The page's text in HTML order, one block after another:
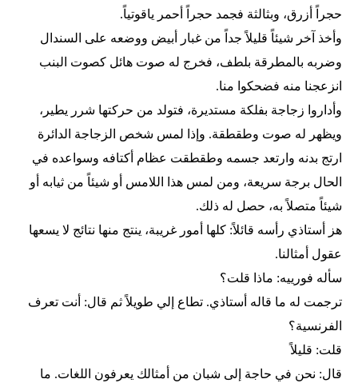
حجراً أزرق، وبثالثة فجمد حجراً أحمر ياقوتياً.
وأخذ آخر شيئاً قليلاً جداً من غبار أبيض ووضعه على السندال
وضربه بالمطرقة بلطف، فخرج له صوت هائل كصوت البنب
انزعجنا منه فضحكوا منا.
وأداروا زجاجة بفلكة مستديرة، فتولد من حركتها شرر يطير،
ويظهر له صوت وطقطقة. وإذا لمس شخص الزجاجة الدائرة
ارتج بدنه وارتعد جسمه وطقطقت عظام أكتافه وسواعده في
الحال برجة سريعة، ومن لمس هذا اللامس أو شيئاً من ثيابه أو
شيئاً متصلاً به، حصل له ذلك.
هز أستاذي رأسه قائلاً: كلها أمور غريبة، ينتج منها نتائج لا يسعها
عقول أمثالنا.
سأله فورييه: ماذا قلت؟
ترجمت له ما قاله أستاذي. تطاع إلي طويلاً ثم قال: أنت تعرف
الفرنسية؟
قلت: قليلاً
قال: نحن في حاجة إلى شبان من أمثالك يعرفون اللغات. ما